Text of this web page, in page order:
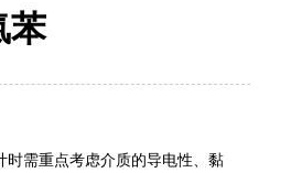
苯
需重点考虑介质的导电性、黏